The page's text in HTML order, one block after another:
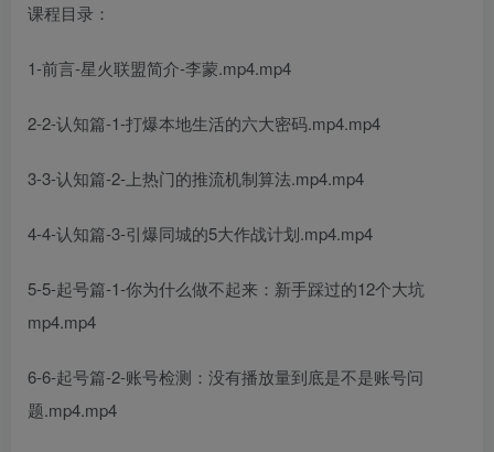
课程目录：
1-前言-星火联盟简介-李蒙.mp4.mp4
2-2-认知篇-1-打爆本地生活的六大密码.mp4.mp4
3-3-认知篇-2-上热门的推流机制算法.mp4.mp4
4-4-认知篇-3-引爆同城的5大作战计划.mp4.mp4
5-5-起号篇-1-你为什么做不起来：新手踩过的12个大坑
mp4.mp4
6-6-起号篇-2-账号检测：没有播放量到底是不是账号问
题.mp4.mp4